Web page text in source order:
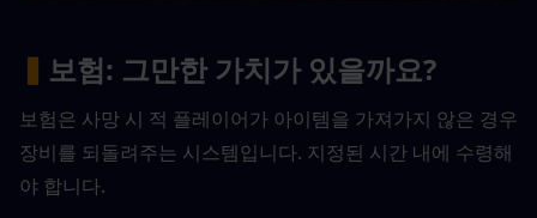
▍ 보험: 그만한 가치가 있을까요?
보험은 사망 시 적 플레이어가 아이템을 가져가지 않은 경우
장비를 되돌려주는 시스템입니다. 지정된 시간 내에 수령해
야 합니다.